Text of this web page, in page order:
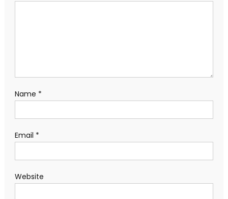
Name *
Email *
Website